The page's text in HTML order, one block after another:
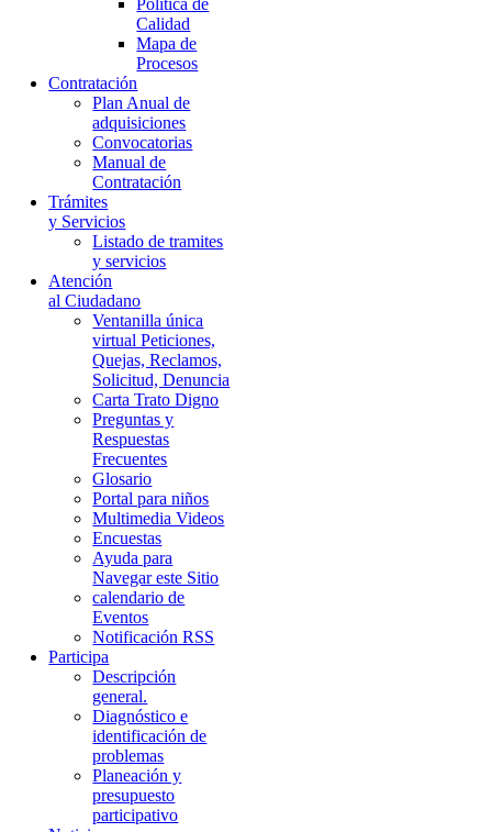
Política de
Calidad
Mapa de
Procesos
Contratación
Plan Anual de
adquisiciones
Convocatorias
Manual de
Contratación
Trámites
y Servicios
Listado de tramites
y servicios
Atención
al Ciudadano
Ventanilla única
virtual Peticiones,
Quejas, Reclamos,
Solicitud, Denuncia
Carta Trato Digno
Preguntas y
Respuestas
Frecuentes
Glosario
Portal para niños
Multimedia Videos
Encuestas
Ayuda para
Navegar este Sitio
calendario de
Eventos
Notificación RSS
Participa
Descripción
general.
Diagnóstico e
identificación de
problemas
Planeación y
presupuesto
participativo